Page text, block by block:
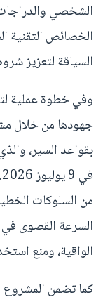
الشخصي
الخصائص التقنية
السياقة لتعزيز
وفي خطوة عملية
بقواعد السير،
من السلوكات
الواقية، ومنع
كما تضمن المشروع